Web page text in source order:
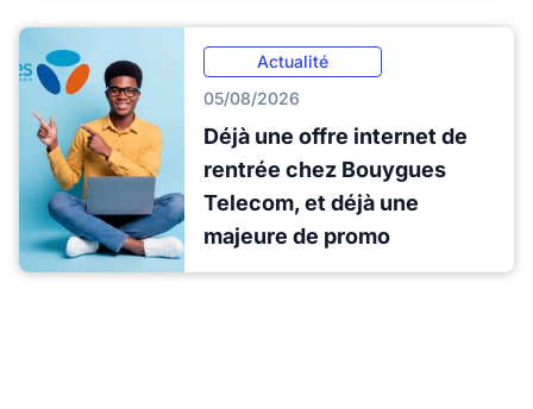
Actualité
05/08/2026
Déjà une offre internet de
rentrée chez Bouygues
Telecom, et déjà une
majeure de promo